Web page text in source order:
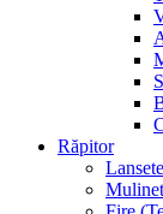
Răpitor